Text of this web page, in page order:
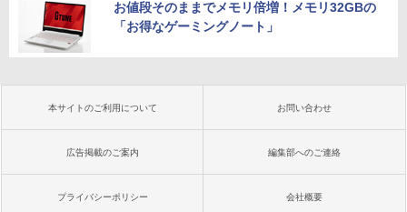
お値段そのままでメモリ倍増！メモリ32GBの
「お得なゲーミングノート」
本サイトのご利用について お問い合わせ
広告掲載のご案内 編集部へのご連絡
プライバシーポリシー 会社概要